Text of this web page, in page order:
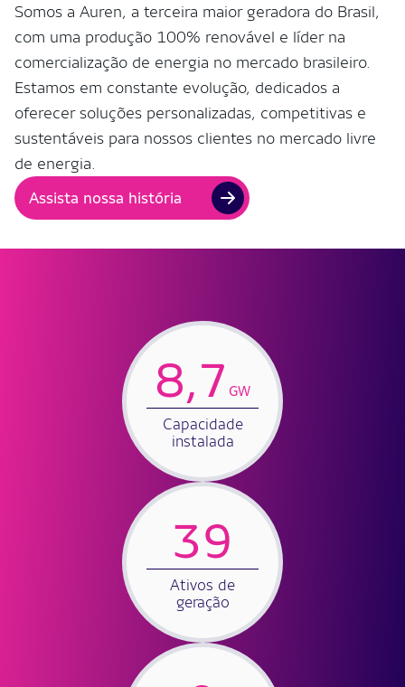
Somos a Auren, a terceira maior geradora do Brasil,
com uma produção 100% renovável e líder na
comercialização de energia no mercado brasileiro.
Estamos em constante evolução, dedicados a
oferecer soluções personalizadas, competitivas e
sustentáveis para nossos clientes no mercado livre
de energia.
Assista nossa história
8,7 GW
Capacidade
instalada
39
Ativos de
geração